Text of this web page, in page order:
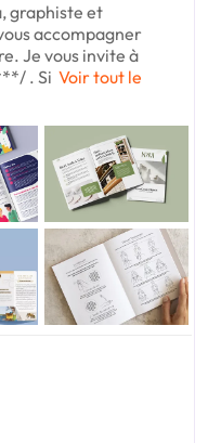
graphiste et
accompagner
Je vous invite à
. Si Voir tout le